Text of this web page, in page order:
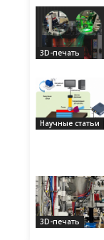
3D-печать
Научные статьи
3D-печать